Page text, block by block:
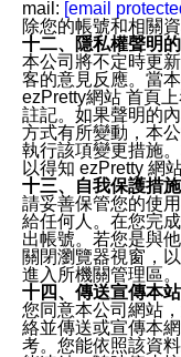
mail: [email
除您的帳號和相關資
十二、隱私權聲明
本公司將不定時更
客的意見反應。當
ezPretty網站 首頁
註記。如果聲明的
方式有所變動，本
執行該項變更措施
以得知 ezPretty 網
十三、自我保護措施
請妥善保管您的使
給任何人。在您完
出帳號。若您是與
關閉瀏覽器視窗，
進入所機關管理區。
十四、傳送宣傳本
您同意本公司網站
絡並傳送或宣傳本
考。您能依照該資